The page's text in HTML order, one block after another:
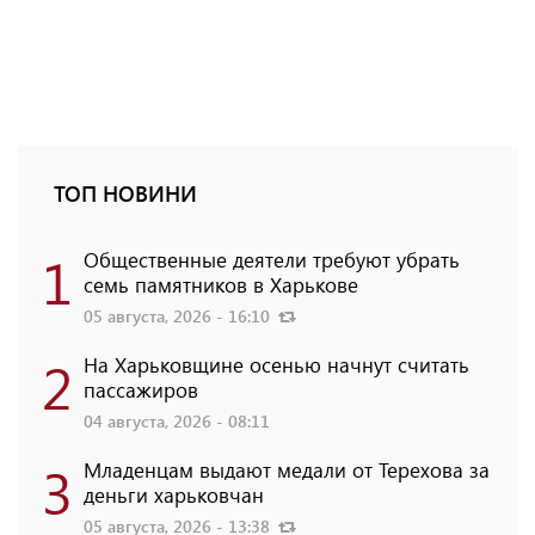
ТОП НОВИНИ
1 Общественные деятели требуют убрать
семь памятников в Харькове
05 августа, 2026 - 16:10
2 На Харьковщине осенью начнут считать
пассажиров
04 августа, 2026 - 08:11
3 Младенцам выдают медали от Терехова за
деньги харьковчан
05 августа, 2026 - 13:38